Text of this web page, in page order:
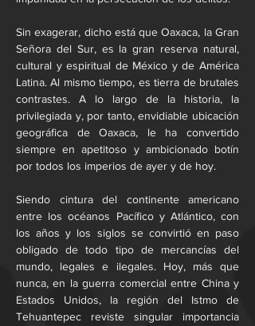
Sin exagerar, dicho está que Oaxaca, la Gran
Señora del Sur, es la gran reserva natural,
cultural y espiritual de México y de América
Latina. Al mismo tiempo, es tierra de brutales
contrastes. A lo largo de la historia, la
privilegiada y, por tanto, envidiable ubicación
geográfica de Oaxaca, le ha convertido
siempre en apetitoso y ambicionado botín
por todos los imperios de ayer y de hoy.
Siendo cintura del continente americano
entre los océanos Pacífico y Atlántico, con
los años y los siglos se convirtió en paso
obligado de todo tipo de mercancías del
mundo, legales e ilegales. Hoy, más que
nunca, en la guerra comercial entre China y
Estados Unidos, la región del Istmo de
Tehuantepec reviste singular importancia